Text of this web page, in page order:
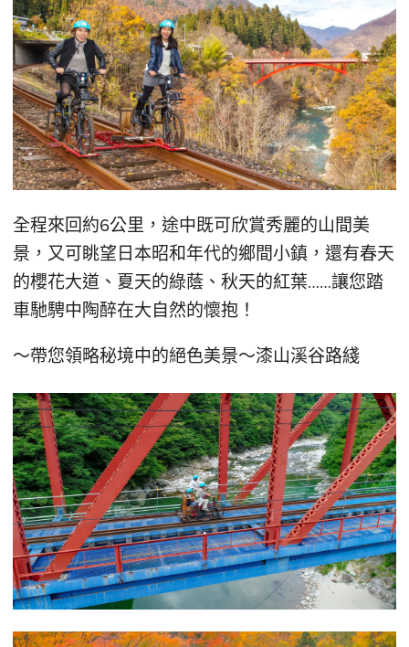
全程來回約6公里，途中既可欣賞秀麗的山間美
景，又可眺望日本昭和年代的鄉間小鎮，還有春天
的櫻花大道、夏天的綠蔭、秋天的紅葉……讓您踏
車馳騁中陶醉在大自然的懷抱！
～帶您領略秘境中的絕色美景～漆山溪谷路綫